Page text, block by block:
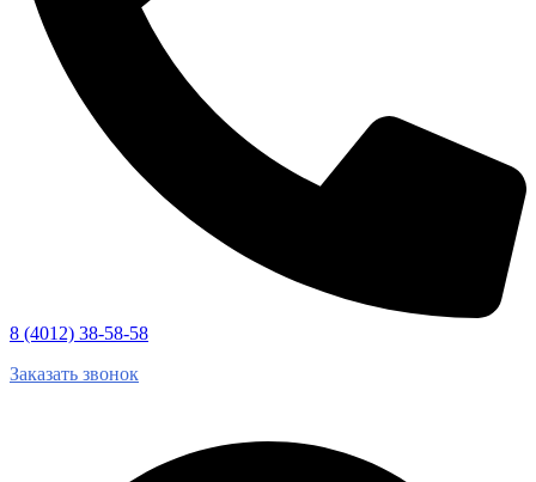
8 (4012) 38-58-58
Заказать звонок